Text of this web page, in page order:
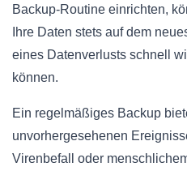
Backup-Routine einrichten,
Ihre Daten stets auf dem
eines Datenverlusts schnell
können.
Ein regelmäßiges Backup
unvorhergesehenen
Virenbefall oder